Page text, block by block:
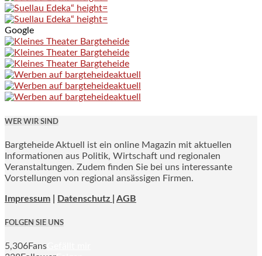
Google
WER WIR SIND
Bargteheide Aktuell ist ein online Magazin mit aktuellen
Informationen aus Politik, Wirtschaft und regionalen
Veranstaltungen. Zudem finden Sie bei uns interessante
Vorstellungen von regional ansässigen Firmen.
Impressum Datenschutz | AGB
FOLGEN SIE UNS
5,306Fans